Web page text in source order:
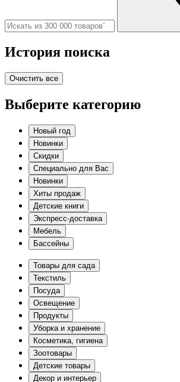
История поиска
Очистить все
Выберите категорию
Новый год
Новинки
Скидки
Специально для Вас
Новинки
Хиты продаж
Детские книги
Экспресс-доставка
Мебель
Бассейны
Товары для сада
Текстиль
Посуда
Освещение
Продукты
Уборка и хранение
Косметика, гигиена
Зоотовары
Детские товары
Декор и интерьер